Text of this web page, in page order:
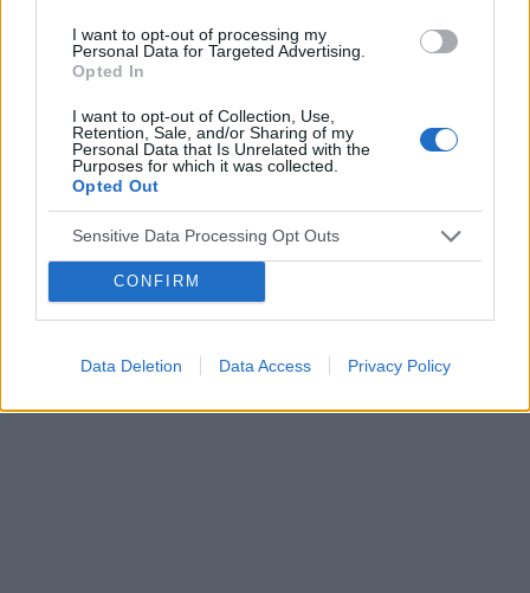
I want to opt-out of processing my
Personal Data for Targeted Advertising.
Opted In
I want to opt-out of Collection, Use,
Retention, Sale, and/or Sharing of my
Personal Data that Is Unrelated with the
Purposes for which it was collected.
Opted Out
Sensitive Data Processing Opt Outs
CONFIRM
Data Deletion Data Access Privacy Policy
Reklama: